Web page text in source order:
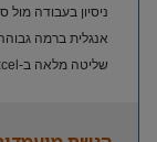
ניסיון בעבודה מול
אנגלית ברמה
שליטה מלאה ב-Excel, כולל נוסחאות – חובה